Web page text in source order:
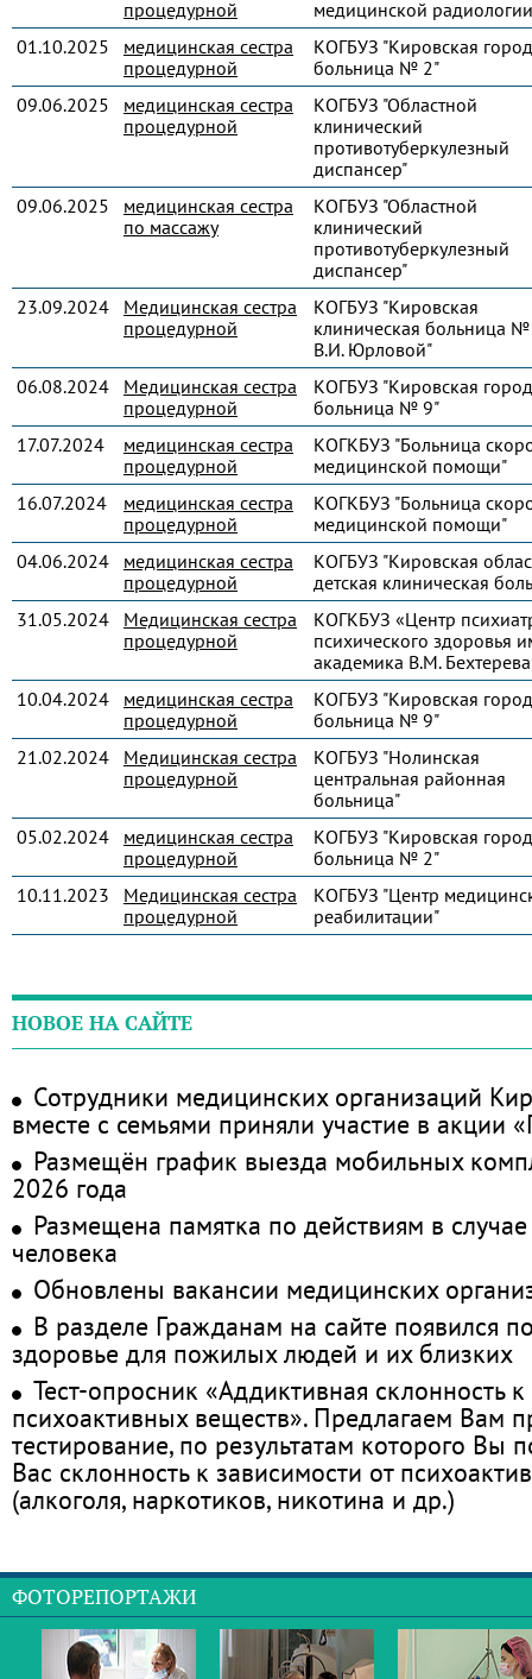
процедурной
медицинской
01.10.2025
медицинская сестра
процедурной
КОГБУЗ "Кировская
больница № 2"
09.06.2025
медицинская сестра
процедурной
КОГБУЗ "Областной
клинический
противотуберкулезный
диспансер"
09.06.2025
медицинская сестра
по массажу
КОГБУЗ "Областной
клинический
противотуберкулезный
диспансер"
23.09.2024
Медицинская сестра
процедурной
КОГБУЗ "Кировская
клиническая больница
В.И. Юрловой"
06.08.2024
Медицинская сестра
процедурной
КОГБУЗ "Кировская
больница № 9"
17.07.2024
медицинская сестра
процедурной
КОГКБУЗ "Больница
медицинской помощи"
16.07.2024
медицинская сестра
процедурной
КОГКБУЗ "Больница
медицинской помощи"
04.06.2024
медицинская сестра
процедурной
КОГБУЗ "Кировская
детская клиническая
31.05.2024
Медицинская сестра
процедурной
КОГКБУЗ «Центр
психического здоровья
академика В.М.
10.04.2024
медицинская сестра
процедурной
КОГБУЗ "Кировская
больница № 9"
21.02.2024
Медицинская сестра
процедурной
КОГБУЗ "Нолинская
центральная районная
больница"
05.02.2024
медицинская сестра
процедурной
КОГБУЗ "Кировская
больница № 2"
10.11.2023
Медицинская сестра
процедурной
КОГБУЗ "Центр
реабилитации"
НОВОЕ НА САЙТЕ
Сотрудники медицинских организаций
вместе с семьями приняли участие в акции
Размещён график выезда мобильных
2026 года
Размещена памятка по действиям в
человека
Обновлены вакансии медицинских
В разделе Гражданам на сайте появился
здоровье для пожилых людей и их близких
Тест-опросник «Аддиктивная склонность
психоактивных веществ». Предлагаем Вам
тестирование, по результатам которого Вы
Вас склонность к зависимости от
(алкоголя, наркотиков, никотина и др.)
ФОТОРЕПОРТАЖИ